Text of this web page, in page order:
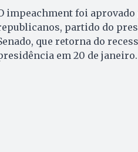
impeachment foi aprovado
partido do
que retorna do
em 20 de janeiro.